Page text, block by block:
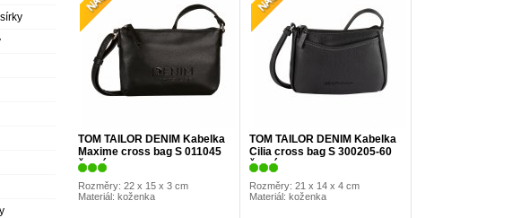
TOM TAILOR DENIM Kabelka
Maxime cross bag S 011045
černá
Rozměry: 22 x 15 x 3 cm
Materiál: koženka
TOM TAILOR DENIM Kabelka
Cilia cross bag S 300205-60
černá
Rozměry: 21 x 14 x 4 cm
Materiál: koženka